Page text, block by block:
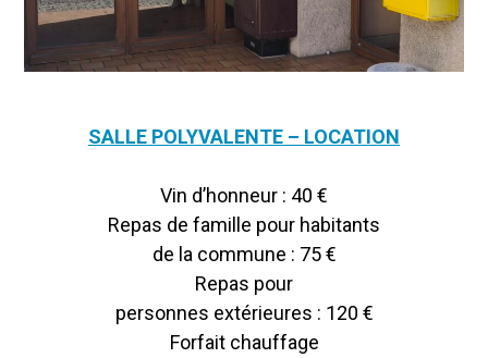
SALLE POLYVALENTE – LOCATION
Vin d’honneur : 40 €
Repas de famille pour habitants
de la commune : 75 €
Repas pour
personnes extérieures : 120 €
Forfait chauffage